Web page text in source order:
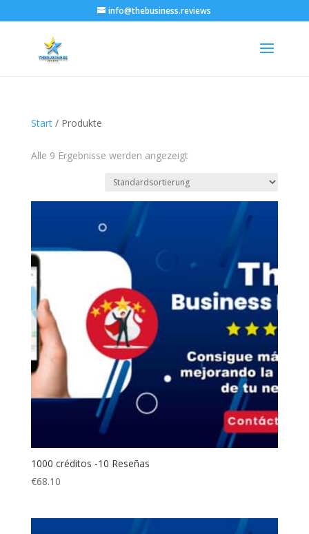
info@thebusiness.reviews
Start/ Produkte
Alle 9 Ergebnisse werden angezeigt
1000 créditos -10 Reseñas
€68.10